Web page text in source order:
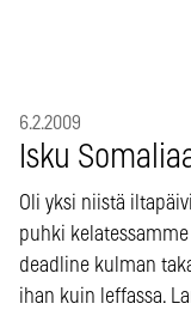
6.2.2009
Isku
Oli yksi niistä
puhki
deadline kulman
ihan kuin leffassa.